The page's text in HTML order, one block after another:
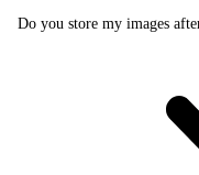
Do you store my images